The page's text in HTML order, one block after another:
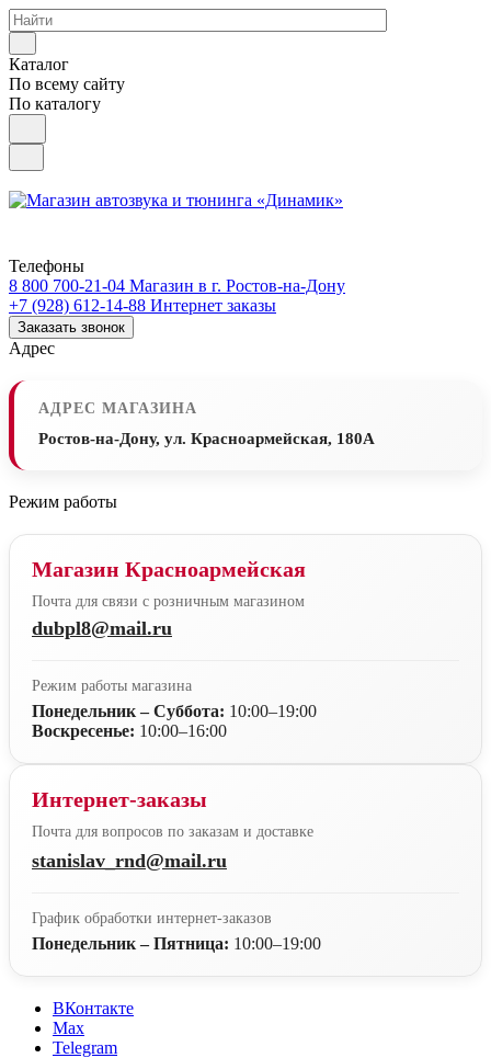
Каталог
По всему сайту
По каталогу
Телефоны
8 800 700-21-04 Магазин в г. Ростов-на-Дону
+7 (928) 612-14-88 Интернет заказы
Заказать звонок
Адрес
АДРЕС МАГАЗИНА
Ростов-на-Дону, ул. Красноармейская, 180А
Режим работы
Магазин Красноармейская
Почта для связи с розничным магазином
dubpl8@mail.ru
Режим работы магазина
Понедельник – Суббота: 10:00–19:00
Воскресенье: 10:00–16:00
Интернет-заказы
Почта для вопросов по заказам и доставке
stanislav_rnd@mail.ru
График обработки интернет-заказов
Понедельник – Пятница: 10:00–19:00
ВКонтакте
Max
Telegram